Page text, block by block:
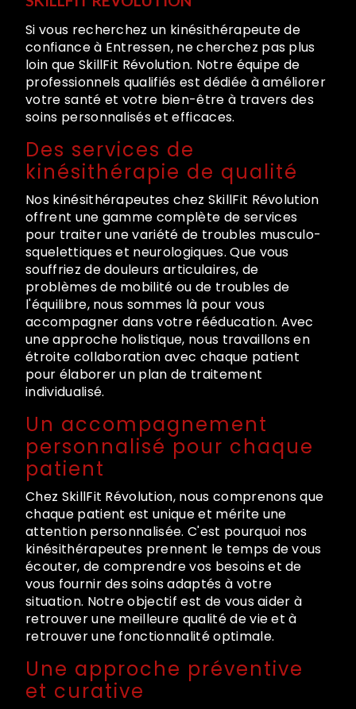
Si vous recherchez un kinésithérapeute de
confiance à Entressen, ne cherchez pas plus
loin que SkillFit Révolution. Notre équipe de
professionnels qualifiés est dédiée à améliorer
votre santé et votre bien-être à travers des
soins personnalisés et efficaces.
Des services de
kinésithérapie de qualité
Nos kinésithérapeutes chez SkillFit Révolution
offrent une gamme complète de services
pour traiter une variété de troubles musculo-
squelettiques et neurologiques. Que vous
souffriez de douleurs articulaires, de
problèmes de mobilité ou de troubles de
l'équilibre, nous sommes là pour vous
accompagner dans votre rééducation. Avec
une approche holistique, nous travaillons en
étroite collaboration avec chaque patient
pour élaborer un plan de traitement
individualisé.
Un accompagnement
personnalisé pour chaque
patient
Chez SkillFit Révolution, nous comprenons que
chaque patient est unique et mérite une
attention personnalisée. C'est pourquoi nos
kinésithérapeutes prennent le temps de vous
écouter, de comprendre vos besoins et de
vous fournir des soins adaptés à votre
situation. Notre objectif est de vous aider à
retrouver une meilleure qualité de vie et à
retrouver une fonctionnalité optimale.
Une approche préventive
et curative